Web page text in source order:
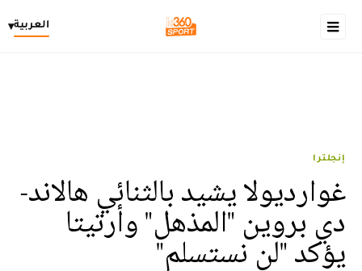
العربية▾
إنجلترا
غوارديولا يشيد بالثنائي هالاند-
دي بروين "المذهل" وأرتيتا
يؤكد "لن نستسلم"